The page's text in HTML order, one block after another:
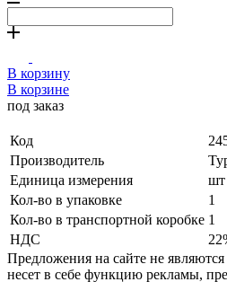
В корзину
В корзине
под заказ
Код
Производитель
Единица измерения
шт
Кол-во в упаковке
1
Кол-во в транспортной коробке 1
НДС
Предложения на сайте не
несет в себе функцию рекламы,